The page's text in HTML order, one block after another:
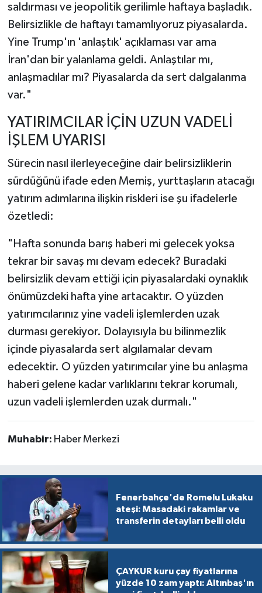
saldırması ve jeopolitik gerilimle haftaya başladık.
Belirsizlikle de haftayı tamamlıyoruz piyasalarda.
Yine Trump'ın 'anlaştık' açıklaması var ama
İran'dan bir yalanlama geldi. Anlaştılar mı,
anlaşmadılar mı? Piyasalarda da sert dalgalanma
var."
YATIRIMCILAR İÇİN UZUN VADELİ
İŞLEM UYARISI
Sürecin nasıl ilerleyeceğine dair belirsizliklerin
sürdüğünü ifade eden Memiş, yurttaşların atacağı
yatırım adımlarına ilişkin riskleri ise şu ifadelerle
özetledi:
"Hafta sonunda barış haberi mi gelecek yoksa
tekrar bir savaş mı devam edecek? Buradaki
belirsizlik devam ettiği için piyasalardaki oynaklık
önümüzdeki hafta yine artacaktır. O yüzden
yatırımcılarınız yine vadeli işlemlerden uzak
durması gerekiyor. Dolayısıyla bu bilinmezlik
içinde piyasalarda sert algılamalar devam
edecektir. O yüzden yatırımcılar yine bu anlaşma
haberi gelene kadar varlıklarını tekrar korumalı,
uzun vadeli işlemlerden uzak durmalı."
Muhabir: Haber Merkezi
Fenerbahçe'de Romelu Lukaku
ateşi: Masadaki rakamlar ve
transferin detayları belli oldu
ÇAYKUR kuru çay fiyatlarına
yüzde 10 zam yaptı: Altınbaş'ın